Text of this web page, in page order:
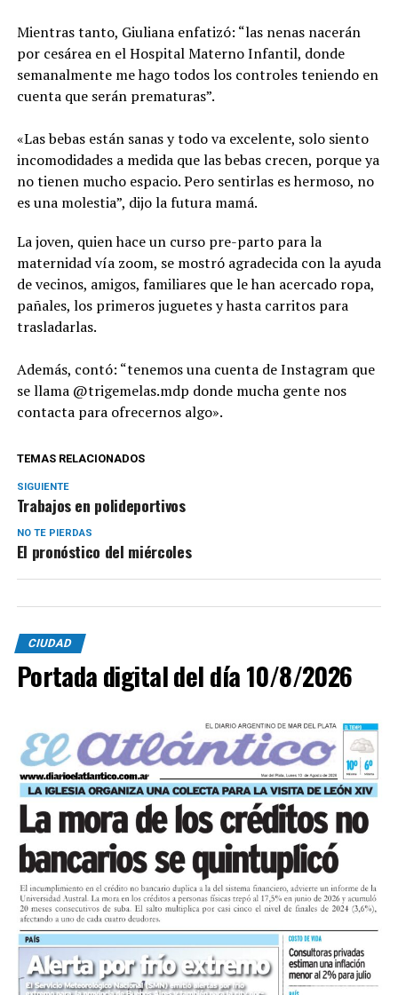
Mientras tanto, Giuliana enfatizó: “las nenas nacerán
por cesárea en el Hospital Materno Infantil, donde
semanalmente me hago todos los controles teniendo en
cuenta que serán prematuras”.
«Las bebas están sanas y todo va excelente, solo siento
incomodidades a medida que las bebas crecen, porque ya
no tienen mucho espacio. Pero sentirlas es hermoso, no
es una molestia”, dijo la futura mamá.
La joven, quien hace un curso pre-parto para la
maternidad vía zoom, se mostró agradecida con la ayuda
de vecinos, amigos, familiares que le han acercado ropa,
pañales, los primeros juguetes y hasta carritos para
trasladarlas.
Además, contó: “tenemos una cuenta de Instagram que
se llama @trigemelas.mdp donde mucha gente nos
contacta para ofrecernos algo».
TEMAS RELACIONADOS
SIGUIENTE
Trabajos en polideportivos
NO TE PIERDAS
El pronóstico del miércoles
CIUDAD
Portada digital del día 10/8/2026